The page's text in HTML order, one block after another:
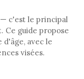
c'est le principal
Ce guide propose
avec le
visées.